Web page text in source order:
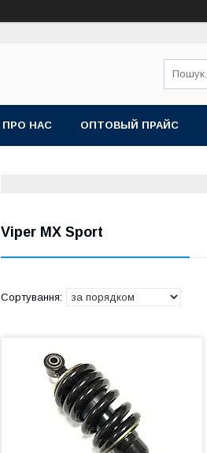
ПРО НАС ОПТОВЫЙ ПРАЙС
Viper MX Sport